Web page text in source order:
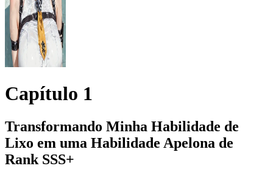
Capítulo 1
Transformando Minha Habilidade de
Lixo em uma Habilidade Apelona de
Rank SSS+